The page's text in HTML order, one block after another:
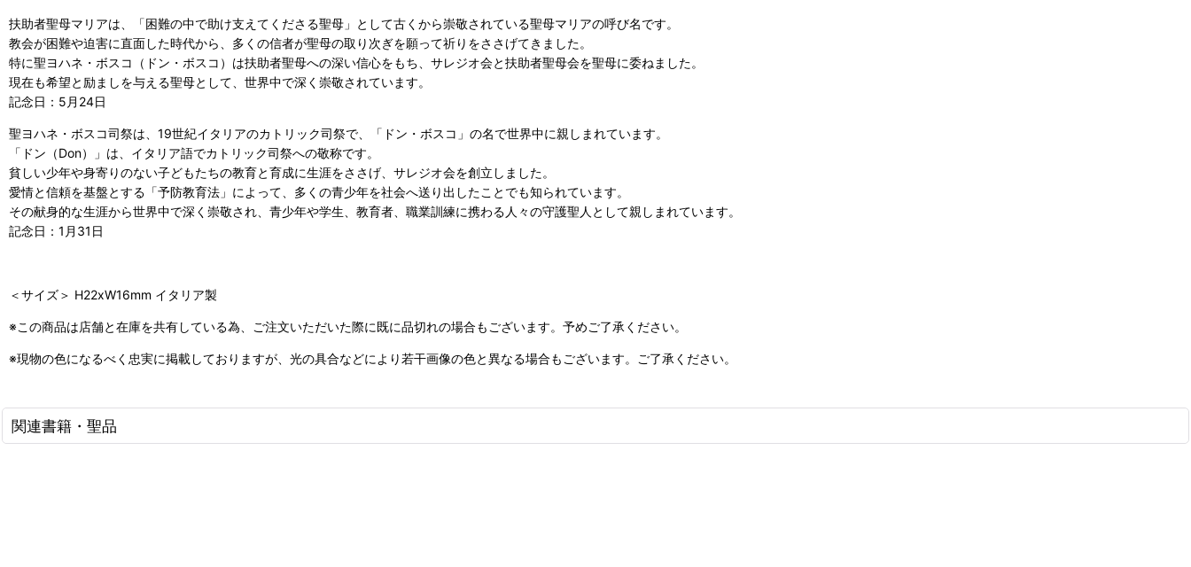
扶助者聖母マリアは、「困難の中で助け支えてくださる聖母」として古くから崇敬されている聖母マリアの呼び名です。
教会が困難や迫害に直面した時代から、多くの信者が聖母の取り次ぎを願って祈りをささげてきました。
特に聖ヨハネ・ボスコ（ドン・ボスコ）は扶助者聖母への深い信心をもち、サレジオ会と扶助者聖母会を聖母に委ねました。
現在も希望と励ましを与える聖母として、世界中で深く崇敬されています。
記念日：5月24日
聖ヨハネ・ボスコ司祭は、19世紀イタリアのカトリック司祭で、「ドン・ボスコ」の名で世界中に親しまれています。
「ドン（Don）」は、イタリア語でカトリック司祭への敬称です。
貧しい少年や身寄りのない子どもたちの教育と育成に生涯をささげ、サレジオ会を創立しました。
愛情と信頼を基盤とする「予防教育法」によって、多くの青少年を社会へ送り出したことでも知られています。
その献身的な生涯から世界中で深く崇敬され、青少年や学生、教育者、職業訓練に携わる人々の守護聖人として親しまれています。
記念日：1月31日
＜サイズ＞ H22xW16mm イタリア製
※この商品は店舗と在庫を共有している為、ご注文いただいた際に既に品切れの場合もございます。予めご了承ください。
※現物の色になるべく忠実に掲載しておりますが、光の具合などにより若干画像の色と異なる場合もございます。ご了承ください。
関連書籍・聖品